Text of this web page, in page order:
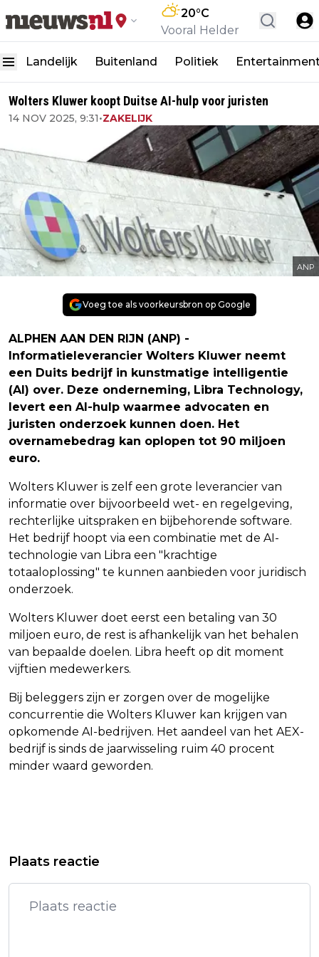
20°C
Vooral Helder
Landelijk Buitenland Politiek
Wolters Kluwer koopt Duitse AI-hulp voor juristen
14 NOV 2025, 9:31•ZAKELIJK
ANP
Voeg toe als voorkeursbron op Google
ALPHEN AAN DEN RIJN (ANP) -
Informatieleverancier Wolters Kluwer neemt
een Duits bedrijf in kunstmatige intelligentie
(AI) over. Deze onderneming, Libra Technology,
levert een AI-hulp waarmee advocaten en
juristen onderzoek kunnen doen. Het
overnamebedrag kan oplopen tot 90 miljoen
euro.
Wolters Kluwer is zelf een grote leverancier van
informatie over bijvoorbeeld wet- en regelgeving,
rechterlijke uitspraken en bijbehorende software.
Het bedrijf hoopt via een combinatie met de AI-
technologie van Libra een "krachtige
totaaloplossing" te kunnen aanbieden voor juridisch
onderzoek.
Wolters Kluwer doet eerst een betaling van 30
miljoen euro, de rest is afhankelijk van het behalen
van bepaalde doelen. Libra heeft op dit moment
vijftien medewerkers.
Bij beleggers zijn er zorgen over de mogelijke
concurrentie die Wolters Kluwer kan krijgen van
opkomende AI-bedrijven. Het aandeel van het AEX-
bedrijf is sinds de jaarwisseling ruim 40 procent
minder waard geworden.
DOLLAR AAN SLACHTOFFERS
AEX-INDEX ZAKT VERDER WEG NA
ZWARE KOERSVERLIEZEN OP WALL
STREET
Plaats reactie